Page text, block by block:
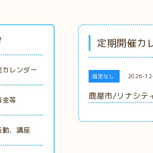
定期開催カ
指定なし 2026-
鹿屋市/リナシテ
カレンダー
金等
動、講座